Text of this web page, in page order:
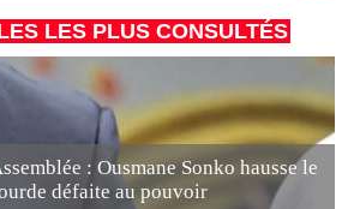
LES PLUS CONSULTÉS
: Ousmane Sonko hausse le
défaite au pouvoir